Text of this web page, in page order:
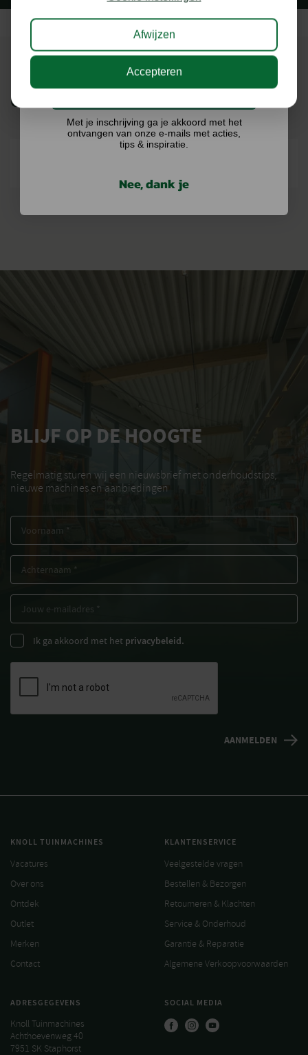
ONZE MERKEN
BLIJF OP DE HOOGTE
Regelmatig sturen wij een nieuwsbrief met onderhoudstips,
nieuwe machines en aanbiedingen
Ik ga akkoord met het privacybeleid.
KNOLL TUINMACHINES
Vacatures
Over ons
Ontdek
Outlet
Merken
Contact
KLANTENSERVICE
Veelgestelde vragen
Bestellen & Bezorgen
Retourneren & Klachten
Service & Onderhoud
Garantie & Reparatie
Algemene Verkoopvoorwaarden
ADRESGEGEVENS
Knoll Tuinmachines
Achthoevenweg 40
7951 SK Staphorst
SOCIAL MEDIA
Afwijzen
Accepteren
Ik doe graag mee!
Met je inschrijving ga je akkoord met het
ontvangen van onze e-mails met acties,
tips & inspiratie.
Nee, dank je